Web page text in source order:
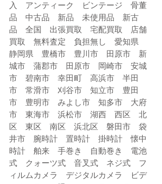
入　アンティーク　ビンテージ　骨董
品　中古品　新品　未使用品　新古
品　全国　出張買取　宅配買取　店舗
買取　無料査定　負担無し　愛知県
静岡県　豊橋市　豊川市　田原市　新
城市　蒲郡市　田原市　岡崎市　安城
市　碧南市　幸田町　高浜市　半田
市　常滑市　刈谷市　知立市　豊田
市　豊明市　みよし市　知多市　大府
市　東海市　浜松市　湖西　西区　北
区　東区　南区　浜北区　磐田市　袋
井市　腕時計　置時計　掛時計　懐中
時計　舶来　手巻き　自動巻き　電池
式　クォーツ式　音叉式　ネジ式　フ
ィルムカメラ　デジタルカメラ　ビデ